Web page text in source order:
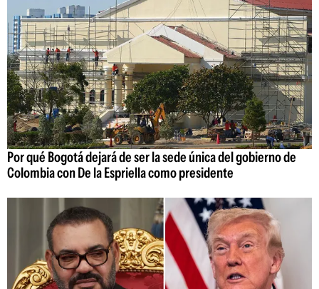
Por qué Bogotá dejará de ser la sede única del gobierno de
Colombia con De la Espriella como presidente